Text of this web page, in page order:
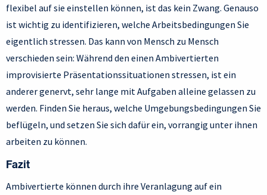
flexibel auf sie einstellen können, ist das kein Zwang. Genauso
ist wichtig zu identifizieren, welche Arbeitsbedingungen Sie
eigentlich stressen. Das kann von Mensch zu Mensch
verschieden sein: Während den einen Ambivertierten
improvisierte Präsentationssituationen stressen, ist ein
anderer genervt, sehr lange mit Aufgaben alleine gelassen zu
werden. Finden Sie heraus, welche Umgebungsbedingungen Sie
beflügeln, und setzen Sie sich dafür ein, vorrangig unter ihnen
arbeiten zu können.
Fazit
Ambivertierte können durch ihre Veranlagung auf ein